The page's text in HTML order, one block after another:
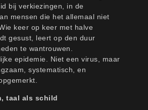
bij verkiezingen, in de
mensen die het allemaal niet
keer op keer met halve
gesust, leert op den duur
te wantrouwen.
epidemie. Niet een virus, maar
systematisch, en
taal als schild